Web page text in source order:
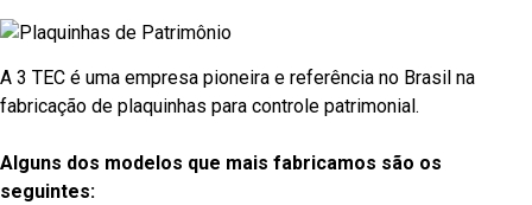
A 3 TEC é uma empresa pioneira e referência no Brasil na
fabricação de plaquinhas para controle patrimonial.
Alguns dos modelos que mais fabricamos são os
seguintes: